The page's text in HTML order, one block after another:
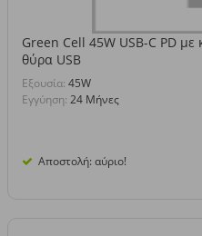
Green Cell 45W USB-C PD με
θύρα USB
Eξουσία: 45W
Εγγύηση: 24 Μήνες
Αποστολή: αύριο!